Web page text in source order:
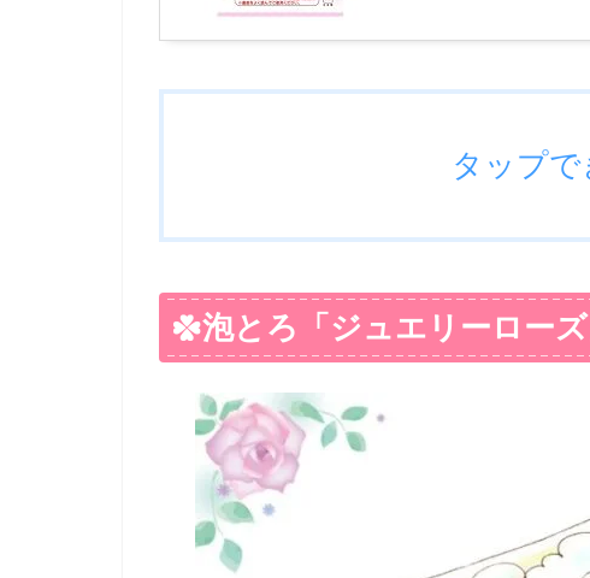
タップ
泡とろ「ジュエリーロー